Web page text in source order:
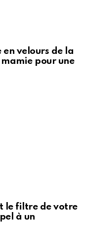
velours de la
pour une
le filtre de votre
à un